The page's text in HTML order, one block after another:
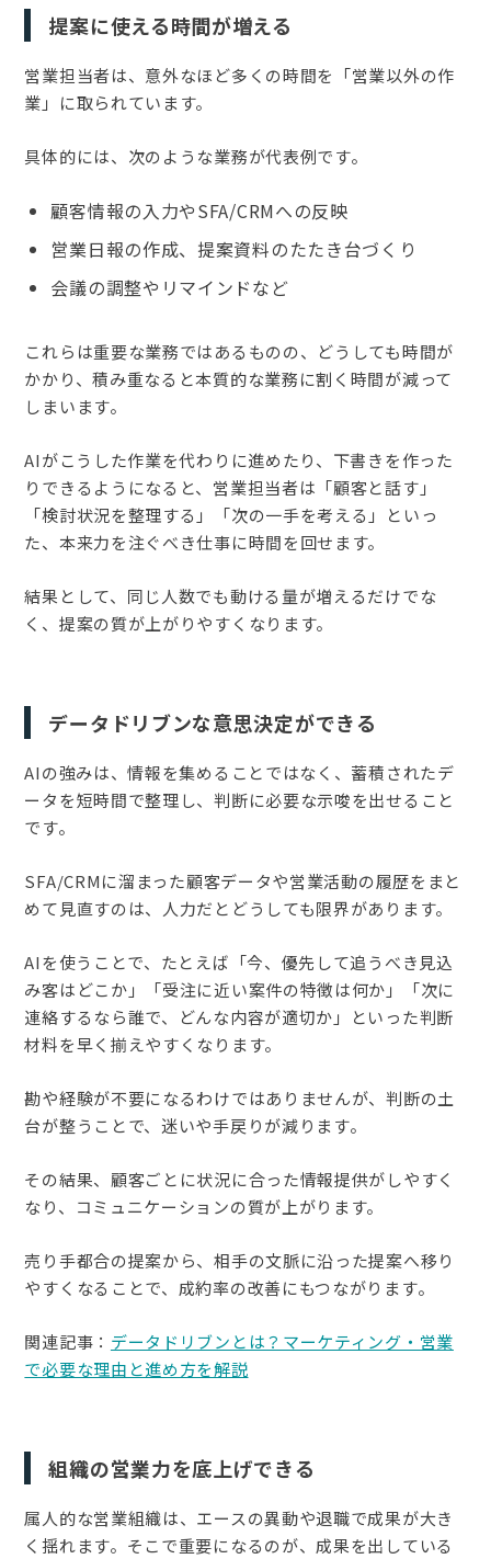
提案に使える時間が増える
営業担当者は、意外なほど多くの時間を「営業以外の作
業」に取られています。
具体的には、次のような業務が代表例です。
顧客情報の入力やSFA/CRMへの反映
営業日報の作成、提案資料のたたき台づくり
会議の調整やリマインドなど
これらは重要な業務ではあるものの、どうしても時間が
かかり、積み重なると本質的な業務に割く時間が減って
しまいます。
AIがこうした作業を代わりに進めたり、下書きを作った
りできるようになると、営業担当者は「顧客と話す」
「検討状況を整理する」「次の一手を考える」といっ
た、本来力を注ぐべき仕事に時間を回せます。
結果として、同じ人数でも動ける量が増えるだけでな
く、提案の質が上がりやすくなります。
データドリブンな意思決定ができる
AIの強みは、情報を集めることではなく、蓄積されたデ
ータを短時間で整理し、判断に必要な示唆を出せること
です。
SFA/CRMに溜まった顧客データや営業活動の履歴をまと
めて見直すのは、人力だとどうしても限界があります。
AIを使うことで、たとえば「今、優先して追うべき見込
み客はどこか」「受注に近い案件の特徴は何か」「次に
連絡するなら誰で、どんな内容が適切か」といった判断
材料を早く揃えやすくなります。
勘や経験が不要になるわけではありませんが、判断の土
台が整うことで、迷いや手戻りが減ります。
その結果、顧客ごとに状況に合った情報提供がしやすく
なり、コミュニケーションの質が上がります。
売り手都合の提案から、相手の文脈に沿った提案へ移り
やすくなることで、成約率の改善にもつながります。
関連記事： データドリブンとは？マーケティング・営業
で必要な理由と進め方を解説
組織の営業力を底上げできる
属人的な営業組織は、エースの異動や退職で成果が大き
く揺れます。そこで重要になるのが、成果を出している